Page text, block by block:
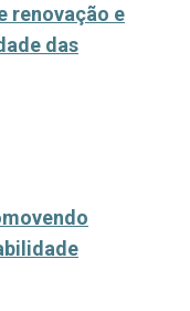
renovação e
das